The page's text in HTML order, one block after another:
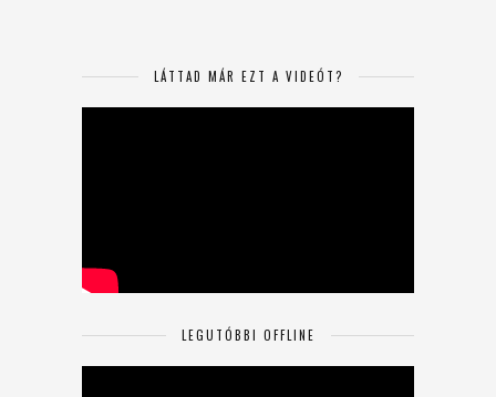
LÁTTAD MÁR EZT A VIDEÓT?
LEGUTÓBBI OFFLINE